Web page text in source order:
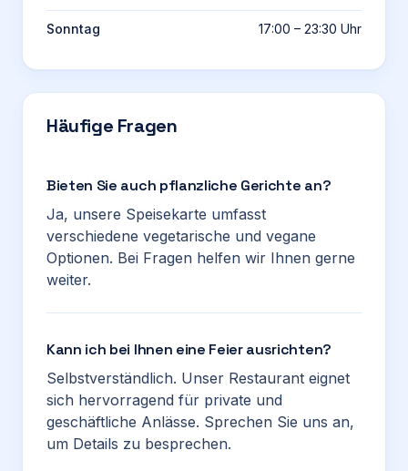
Sonntag 17:00 – 23:30 Uhr
Häufige Fragen
Bieten Sie auch pflanzliche Gerichte an?
Ja, unsere Speisekarte umfasst
verschiedene vegetarische und vegane
Optionen. Bei Fragen helfen wir Ihnen gerne
weiter.
Kann ich bei Ihnen eine Feier ausrichten?
Selbstverständlich. Unser Restaurant eignet
sich hervorragend für private und
geschäftliche Anlässe. Sprechen Sie uns an,
um Details zu besprechen.